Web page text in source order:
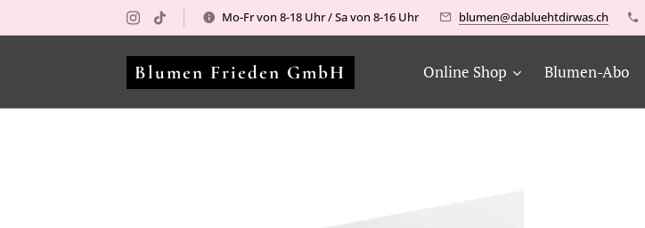
Mo-Fr von 8-18 Uhr / Sa von 8-16 Uhr blumen@dabluehtdirwas.ch
Blumen Frieden GmbH Online Shop Blumen-Abo